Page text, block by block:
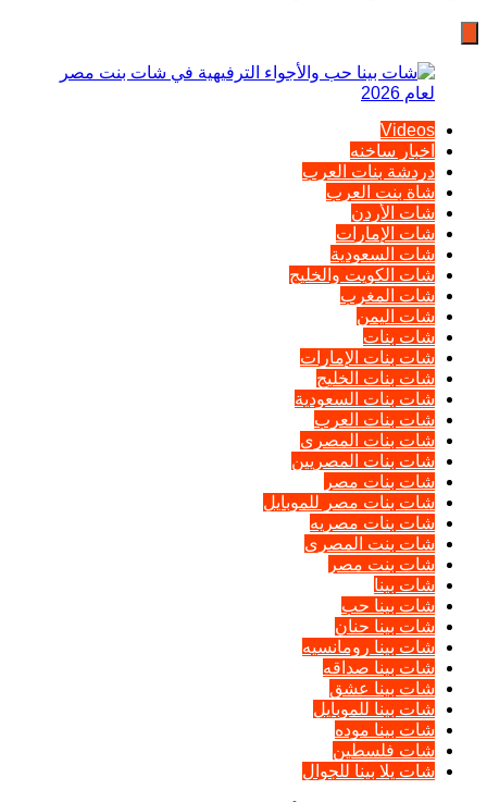
Videos
اخبار ساخنه
دردشة بنات العرب
شاة بنت العرب
شات الأردن
شات الإمارات
شات السعودية
شات الكويت والخليج
شات المغرب
شات اليمن
شات بنات
شات بنات الإمارات
شات بنات الخليج
شات بنات السعودية
شات بنات العرب
شات بنات المصرى
شات بنات المصريين
شات بنات مصر
شات بنات مصر للموبايل
شات بنات مصريه
شات بنت المصرى
شات بنت مصر
شات بينا
شات بينا حب
شات بينا حنان
شات بينا رومانسيه
شات بينا صداقه
شات بينا عشق
شات بينا للموبايل
شات بينا موده
شات فلسطين
شات يلا بينا للجوال